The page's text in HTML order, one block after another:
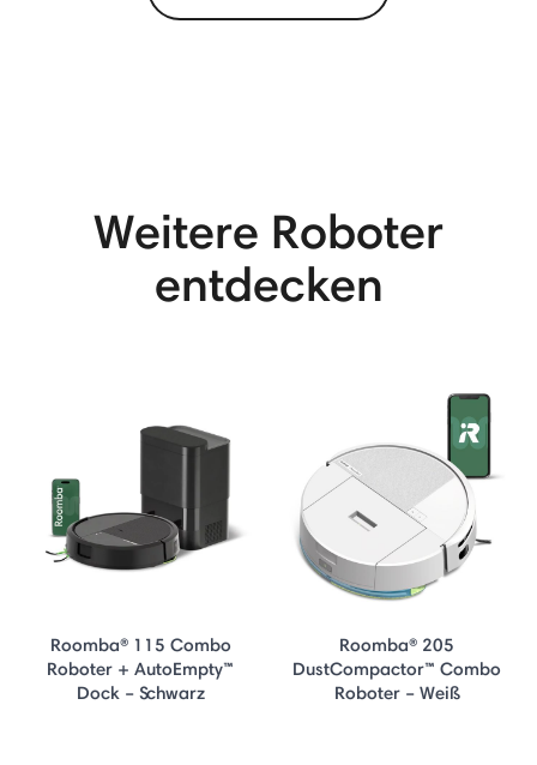
Weitere Roboter
entdecken
Roomba® 115 Combo
Roboter + AutoEmpty™
Dock – Schwarz
Roomba® 205
DustCompactor™ Combo
Roboter – Weiß